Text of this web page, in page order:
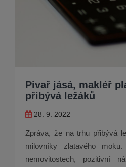
Pivař jásá, makléř
přibývá ležáků
28. 9. 2022
Zpráva, že na trhu přibývá
milovníky zlatavého
nemovitostech, pozitivní